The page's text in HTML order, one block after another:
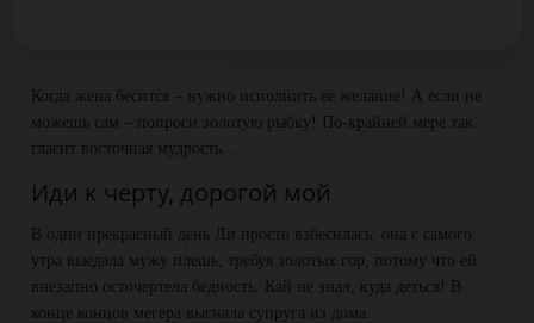
Когда жена бесится – нужно исполнить ее желание! А если не
можешь сам – попроси золотую рыбку! По-крайней мере так
гласит восточная мудрость…
Иди к черту, дорогой мой
В один прекрасный день Ли просто взбесилась: она с самого
утра выедала мужу плешь, требуя золотых гор, потому что ей
внезапно осточертела бедность. Кай не знал, куда деться! В
конце концов мегера выгнала супруга из дома.